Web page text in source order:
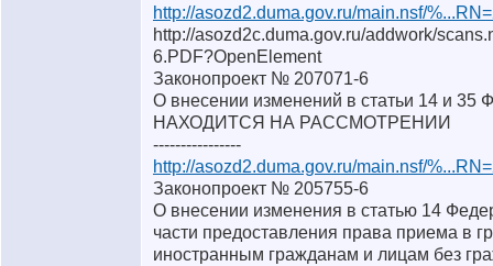
http://asozd2.duma.gov.ru/main.nsf/
http://asozd2c.duma.gov.ru/addwork/
6.PDF?OpenElement
Законопроект № 207071-6
О внесении изменений в статьи 14 и 35
НАХОДИТСЯ НА РАССМОТРЕНИИ
----------------
http://asozd2.duma.gov.ru/main.nsf/
Законопроект № 205755-6
О внесении изменения в статью 14
части предоставления права приема в
иностранным гражданам и лицам без